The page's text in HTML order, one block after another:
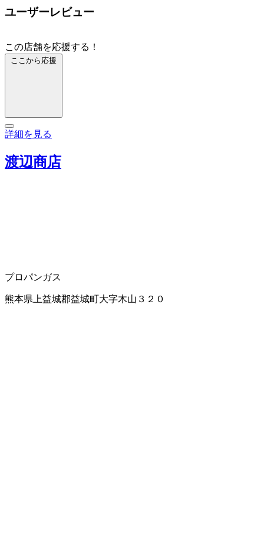
ユーザーレビュー
この店舗を応援する！
ここから応援
詳細を見る
渡辺商店
プロパンガス
熊本県上益城郡益城町大字木山３２０